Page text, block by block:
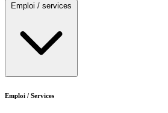
Emploi / services
Emploi / Services